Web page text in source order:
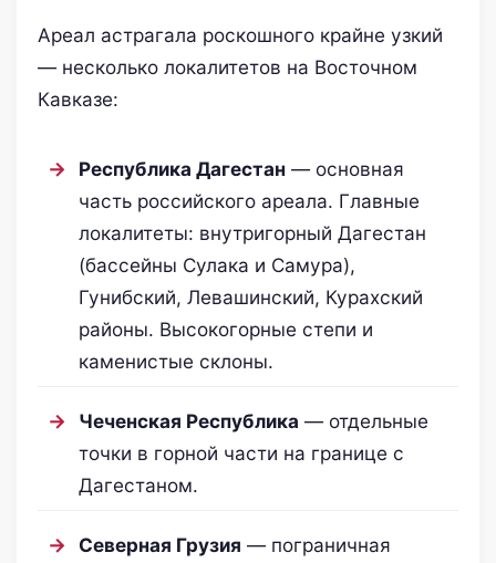
Ареал астрагала роскошного крайне узкий
— несколько локалитетов на Восточном
Кавказе:
Республика Дагестан — основная
часть российского ареала. Главные
локалитеты: внутригорный Дагестан
(бассейны Сулака и Самура),
Гунибский, Левашинский, Курахский
районы. Высокогорные степи и
каменистые склоны.
Чеченская Республика — отдельные
точки в горной части на границе с
Дагестаном.
Северная Грузия — пограничная